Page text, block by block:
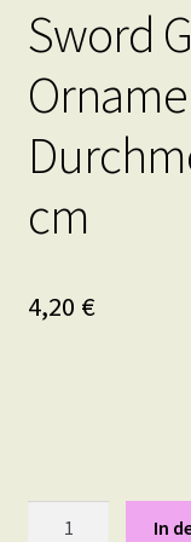
Sword
cm
4,20 €
In